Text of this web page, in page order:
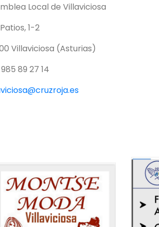
Local de Villaviciosa
1-2
Villaviciosa (Asturias)
89 27 14